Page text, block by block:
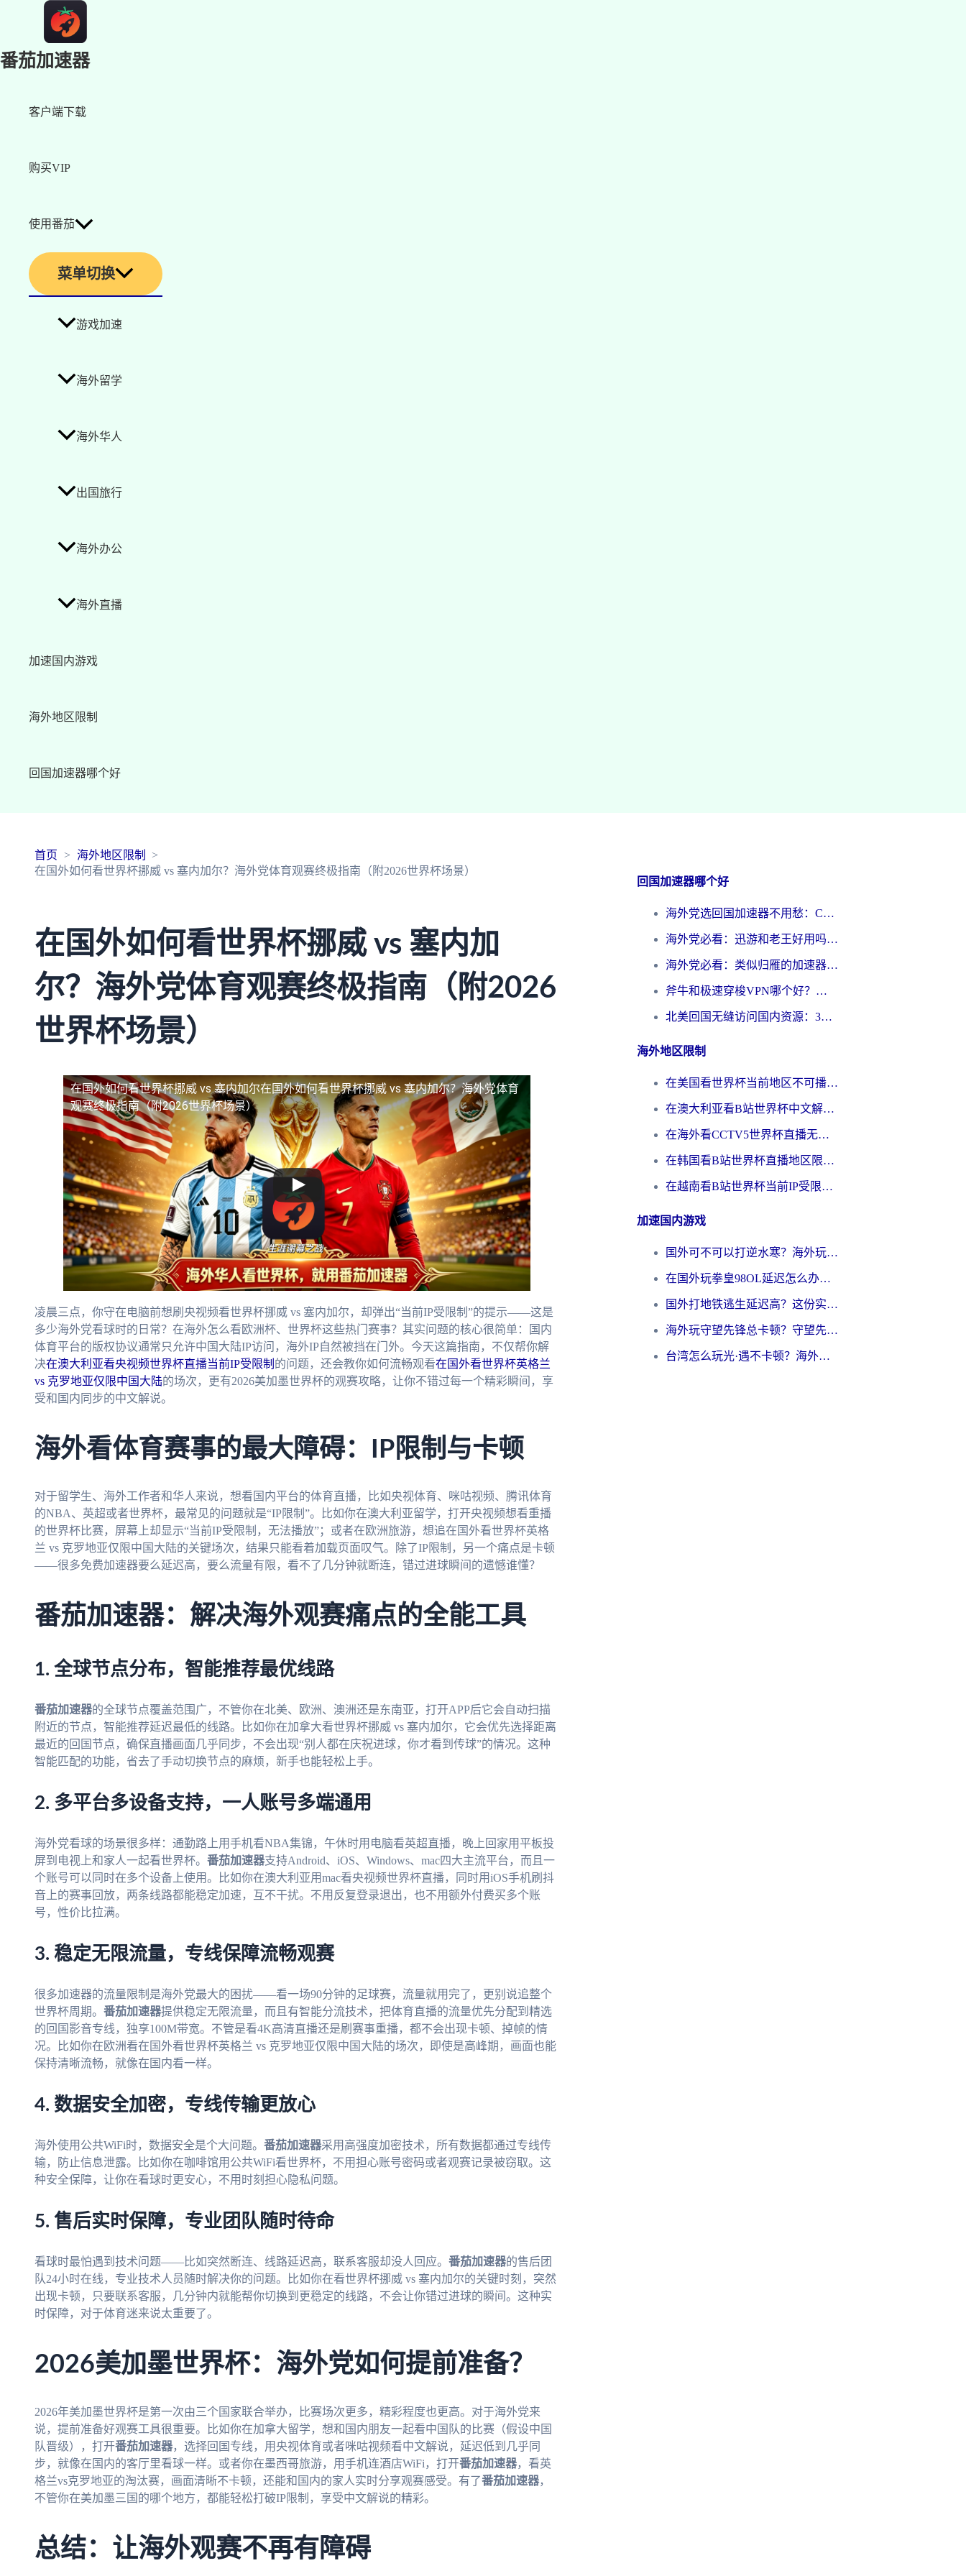
番茄加速器
客户端下载
购买VIP
使用番茄
菜单切换
游戏加速
海外留学
海外华人
出国旅行
海外办公
海外直播
加速国内游戏
海外地区限制
回国加速器哪个好
首页
海外地区限制
在国外如何看世界杯挪威 vs 塞内加尔？海外党体育观赛终极指南（附2026世界杯场景）
在国外如何看世界杯挪威 vs 塞内加
尔？海外党体育观赛终极指南（附2026
世界杯场景）
在国外如何看世界杯挪威 vs 塞内加尔在国外如何看世界杯挪威 vs 塞内加尔？海外党体育
观赛终极指南（附2026世界杯场景）
凌晨三点，你守在电脑前想刷央视频看世界杯挪威 vs 塞内加尔，却弹出“当前IP受限制”的提示——这是
多少海外党看球时的日常？在海外怎么看欧洲杯、世界杯这些热门赛事？其实问题的核心很简单：国内
体育平台的版权协议通常只允许中国大陆IP访问，海外IP自然被挡在门外。今天这篇指南，不仅帮你解
决在澳大利亚看央视频世界杯直播当前IP受限制 的问题，还会教你如何流畅观看在国外看世界杯英格兰
vs 克罗地亚仅限中国大陆的场次，更有2026美加墨世界杯的观赛攻略，让你不错过每一个精彩瞬间，享
受和国内同步的中文解说。
海外看体育赛事的最大障碍：IP限制与卡顿
对于留学生、海外工作者和华人来说，想看国内平台的体育直播，比如央视体育、咪咕视频、腾讯体育
的NBA、英超或者世界杯，最常见的问题就是“IP限制”。比如你在澳大利亚留学，打开央视频想看重播
的世界杯比赛，屏幕上却显示“当前IP受限制，无法播放”；或者在欧洲旅游，想追在国外看世界杯英格
兰 vs 克罗地亚仅限中国大陆的关键场次，结果只能看着加载页面叹气。除了IP限制，另一个痛点是卡顿
——很多免费加速器要么延迟高，要么流量有限，看不了几分钟就断连，错过进球瞬间的遗憾谁懂？
番茄加速器：解决海外观赛痛点的全能工具
1. 全球节点分布，智能推荐最优线路
番茄加速器的全球节点覆盖范围广，不管你在北美、欧洲、澳洲还是东南亚，打开APP后它会自动扫描
附近的节点，智能推荐延迟最低的线路。比如你在加拿大看世界杯挪威 vs 塞内加尔，它会优先选择距离
最近的回国节点，确保直播画面几乎同步，不会出现“别人都在庆祝进球，你才看到传球”的情况。这种
智能匹配的功能，省去了手动切换节点的麻烦，新手也能轻松上手。
2. 多平台多设备支持，一人账号多端通用
海外党看球的场景很多样：通勤路上用手机看NBA集锦，午休时用电脑看英超直播，晚上回家用平板投
屏到电视上和家人一起看世界杯。 番茄加速器支持Android、iOS、Windows、mac四大主流平台，而且一
个账号可以同时在多个设备上使用。比如你在澳大利亚用mac看央视频世界杯直播，同时用iOS手机刷抖
音上的赛事回放，两条线路都能稳定加速，互不干扰。不用反复登录退出，也不用额外付费买多个账
号，性价比拉满。
3. 稳定无限流量，专线保障流畅观赛
很多加速器的流量限制是海外党最大的困扰——看一场90分钟的足球赛，流量就用完了，更别说追整个
世界杯周期。 番茄加速器提供稳定无限流量，而且有智能分流技术，把体育直播的流量优先分配到精选
的回国影音专线，独享100M带宽。不管是看4K高清直播还是刷赛事重播，都不会出现卡顿、掉帧的情
况。比如你在欧洲看在国外看世界杯英格兰 vs 克罗地亚仅限中国大陆的场次，即使是高峰期，画面也能
保持清晰流畅，就像在国内看一样。
4. 数据安全加密，专线传输更放心
海外使用公共WiFi时，数据安全是个大问题。 番茄加速器采用高强度加密技术，所有数据都通过专线传
输，防止信息泄露。比如你在咖啡馆用公共WiFi看世界杯，不用担心账号密码或者观赛记录被窃取。这
种安全保障，让你在看球时更安心，不用时刻担心隐私问题。
5. 售后实时保障，专业团队随时待命
看球时最怕遇到技术问题——比如突然断连、线路延迟高，联系客服却没人回应。 番茄加速器的售后团
队24小时在线，专业技术人员随时解决你的问题。比如你在看世界杯挪威 vs 塞内加尔的关键时刻，突然
出现卡顿，只要联系客服，几分钟内就能帮你切换到更稳定的线路，不会让你错过进球的瞬间。这种实
时保障，对于体育迷来说太重要了。
2026美加墨世界杯：海外党如何提前准备？
2026年美加墨世界杯是第一次由三个国家联合举办，比赛场次更多，精彩程度也更高。对于海外党来
说，提前准备好观赛工具很重要。比如你在加拿大留学，想和国内朋友一起看中国队的比赛（假设中国
队晋级），打开番茄加速器，选择回国专线，用央视体育或者咪咕视频看中文解说，延迟低到几乎同
步，就像在国内的客厅里看球一样。或者你在墨西哥旅游，用手机连酒店WiFi，打开番茄加速器，看英
格兰vs克罗地亚的淘汰赛，画面清晰不卡顿，还能和国内的家人实时分享观赛感受。有了番茄加速器，
不管你在美加墨三国的哪个地方，都能轻松打破IP限制，享受中文解说的精彩。
总结：让海外观赛不再有障碍
回国加速器哪个好
海外党选回国加速器不用愁：ChickCN和洞见哪个好？一篇搞定所有疑问
海外党必看：迅游和老王好用吗？3分钟选对加速国内网络的加速器
海外党必看：类似归雁的加速器怎么选？一篇搞定无缝访问国内资源
斧牛和极速穿梭VPN哪个好？海外党选回国加速器必看的真实对比与避坑指南
北美回国无缝访问国内资源：3年海外党亲测的加速器选择指南
海外地区限制
在美国看世界杯当前地区不可播放？海外党体育观赛终极指南来了！
在澳大利亚看B站世界杯中文解说仅限中国大陆？这篇指南帮你打破限制看遍赛事
在海外看CCTV5世界杯直播无法播放？这篇指南让你和国内球迷同步呐喊
在韩国看B站世界杯直播地区限制？这篇指南让你告别“当前地区不可播放”
在越南看B站世界杯当前IP受限制？海外党体育观赛终极指南来了
加速国内游戏
国外可不可以打逆水寒？海外玩家国服畅玩终极指南（附漫威荒野乱斗加速方案）
在国外玩拳皇98OL延迟怎么办？海外党亲测有效的低延迟指南
国外打地铁逃生延迟高？这份实测有效的低延迟指南帮你吃鸡
海外玩守望先锋总卡顿？守望先锋游戏加速器在哪里买&避坑指南（附欧洲非洲游戏实测）
台湾怎么玩光·遇不卡顿？海外党国服游戏加速终极攻略（附实测体验）